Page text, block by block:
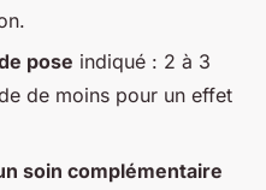
pose indiqué : 2 à 3
de moins pour un effet
soin complémentaire